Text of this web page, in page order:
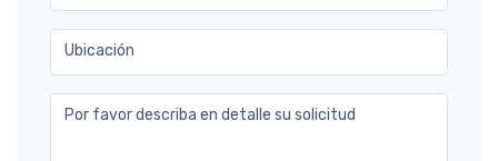
Ubicación
Por favor describa en detalle su solicitud